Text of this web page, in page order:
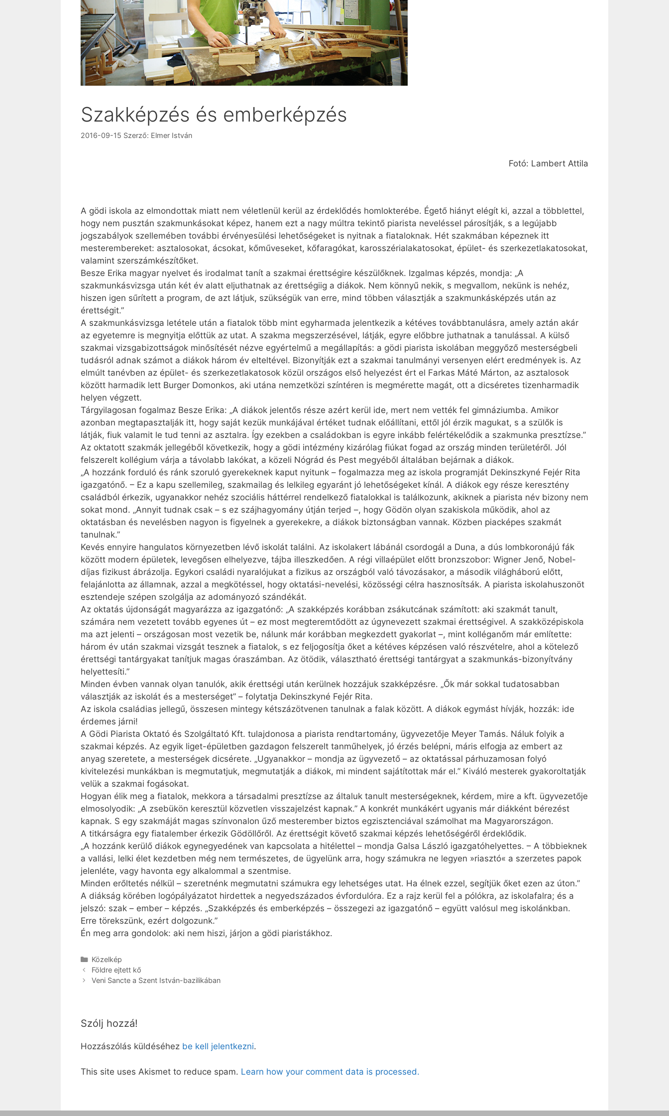
Szakképzés és emberképzés
2016-09-15 Szerző: Elmer István
Fotó: Lambert Attila
A gödi iskola az elmondottak miatt nem véletlenül kerül az érdeklődés homlokterébe. Égető hiányt elégít ki, azzal a többlettel,
hogy nem pusztán szakmunkásokat képez, hanem ezt a nagy múltra tekintő piarista neveléssel párosítják, s a legújabb
jogszabályok szellemében további érvényesülési lehetőségeket is nyitnak a fiataloknak. Hét szakmában képeznek itt
mesterembereket: asztalosokat, ácsokat, kőműveseket, kőfaragókat, karosszérialakatosokat, épület- és szerkezetlakatosokat,
valamint szerszámkészítőket.
Besze Erika magyar nyelvet és irodalmat tanít a szakmai érettségire készülőknek. Izgalmas képzés, mondja: „A
szakmunkásvizsga után két év alatt eljuthatnak az érettségiig a diákok. Nem könnyű nekik, s megvallom, nekünk is nehéz,
hiszen igen sűrített a program, de azt látjuk, szükségük van erre, mind többen választják a szakmunkásképzés után az
érettségit.”
A szakmunkásvizsga letétele után a fiatalok több mint egyharmada jelentkezik a kétéves továbbtanulásra, amely aztán akár
az egyetemre is megnyitja előttük az utat. A szakma megszerzésével, látják, egyre előbbre juthatnak a tanulással. A külső
szakmai vizsgabizottságok minősítését nézve egyértelmű a megállapítás: a gödi piarista iskolában meggyőző mesterségbeli
tudásról adnak számot a diákok három év elteltével. Bizonyítják ezt a szakmai tanulmányi versenyen elért eredmények is. Az
elmúlt tanévben az épület- és szerkezetlakatosok közül országos első helyezést ért el Farkas Máté Márton, az asztalosok
között harmadik lett Burger Domonkos, aki utána nemzetközi színtéren is megmérette magát, ott a dicséretes tizenharmadik
helyen végzett.
Tárgyilagosan fogalmaz Besze Erika: „A diákok jelentős része azért kerül ide, mert nem vették fel gimnáziumba. Amikor
azonban megtapasztalják itt, hogy saját kezük munkájával értéket tudnak előállítani, ettől jól érzik magukat, s a szülők is
látják, fiuk valamit le tud tenni az asztalra. Így ezekben a családokban is egyre inkább felértékelődik a szakmunka presztízse.”
Az oktatott szakmák jellegéből következik, hogy a gödi intézmény kizárólag fiúkat fogad az ország minden területéről. Jól
felszerelt kollégium várja a távolabb lakókat, a közeli Nógrád és Pest megyéből általában bejárnak a diákok.
„A hozzánk forduló és ránk szoruló gyerekeknek kaput nyitunk – fogalmazza meg az iskola programját Dekinszkyné Fejér Rita
igazgatónő. – Ez a kapu szellemileg, szakmailag és lelkileg egyaránt jó lehetőségeket kínál. A diákok egy része keresztény
családból érkezik, ugyanakkor nehéz szociális háttérrel rendelkező fiatalokkal is találkozunk, akiknek a piarista név bizony nem
sokat mond. „Annyit tudnak csak – s ez szájhagyomány útján terjed –, hogy Gödön olyan szakiskola működik, ahol az
oktatásban és nevelésben nagyon is figyelnek a gyerekekre, a diákok biztonságban vannak. Közben piacképes szakmát
tanulnak.”
Kevés ennyire hangulatos környezetben lévő iskolát találni. Az iskolakert lábánál csordogál a Duna, a dús lombkoronájú fák
között modern épületek, levegősen elhelyezve, tájba illeszkedően. A régi villaépület előtt bronzszobor: Wigner Jenő, Nobel-
díjas fizikust ábrázolja. Egykori családi nyaralójukat a fizikus az országból való távozásakor, a második világháború előtt,
felajánlotta az államnak, azzal a megkötéssel, hogy oktatási-nevelési, közösségi célra hasznosítsák. A piarista iskolahuszonöt
esztendeje szépen szolgálja az adományozó szándékát.
Az oktatás újdonságát magyarázza az igazgatónő: „A szakképzés korábban zsákutcának számított: aki szakmát tanult,
számára nem vezetett tovább egyenes út – ez most megteremtődött az úgynevezett szakmai érettségivel. A szakközépiskola
ma azt jelenti – országosan most vezetik be, nálunk már korábban megkezdett gyakorlat –, mint kolléganőm már említette:
három év után szakmai vizsgát tesznek a fiatalok, s ez feljogosítja őket a kétéves képzésen való részvételre, ahol a kötelező
érettségi tantárgyakat tanítjuk magas óraszámban. Az ötödik, választható érettségi tantárgyat a szakmunkás-bizonyítvány
helyettesíti.”
Minden évben vannak olyan tanulók, akik érettségi után kerülnek hozzájuk szakképzésre. „Ők már sokkal tudatosabban
választják az iskolát és a mesterséget” – folytatja Dekinszkyné Fejér Rita.
Az iskola családias jellegű, összesen mintegy kétszázötvenen tanulnak a falak között. A diákok egymást hívják, hozzák: ide
érdemes járni!
A Gödi Piarista Oktató és Szolgáltató Kft. tulajdonosa a piarista rendtartomány, ügyvezetője Meyer Tamás. Náluk folyik a
szakmai képzés. Az egyik liget-épületben gazdagon felszerelt tanműhelyek, jó érzés belépni, máris elfogja az embert az
anyag szeretete, a mesterségek dicsérete. „Ugyanakkor – mondja az ügyvezető – az oktatással párhuzamosan folyó
kivitelezési munkákban is megmutatjuk, megmutatják a diákok, mi mindent sajátítottak már el.” Kiváló mesterek gyakoroltatják
velük a szakmai fogásokat.
Hogyan élik meg a fiatalok, mekkora a társadalmi presztízse az általuk tanult mesterségeknek, kérdem, mire a kft. ügyvezetője
elmosolyodik: „A zsebükön keresztül közvetlen visszajelzést kapnak.” A konkrét munkákért ugyanis már diákként bérezést
kapnak. S egy szakmáját magas színvonalon űző mesterember biztos egzisztenciával számolhat ma Magyarországon.
A titkárságra egy fiatalember érkezik Gödöllőről. Az érettségit követő szakmai képzés lehetőségéről érdeklődik.
„A hozzánk kerülő diákok egynegyedének van kapcsolata a hitélettel – mondja Galsa László igazgatóhelyettes. – A többieknek
a vallási, lelki élet kezdetben még nem természetes, de ügyelünk arra, hogy számukra ne legyen »riasztó« a szerzetes papok
jelenléte, vagy havonta egy alkalommal a szentmise.
Minden erőltetés nélkül – szeretnénk megmutatni számukra egy lehetséges utat. Ha élnek ezzel, segítjük őket ezen az úton.”
A diákság körében logópályázatot hirdettek a negyedszázados évfordulóra. Ez a rajz kerül fel a pólókra, az iskolafalra; és a
jelszó: szak – ember – képzés. „Szakképzés és emberképzés – összegezi az igazgatónő – együtt valósul meg iskolánkban.
Erre törekszünk, ezért dolgozunk.”
Én meg arra gondolok: aki nem hiszi, járjon a gödi piaristákhoz.
Kategória
Közelkép
Földre ejtett kő
Veni Sancte a Szent István-bazilikában
Szólj hozzá!
Hozzászólás küldéséhez be kell jelentkezni.
This site uses Akismet to reduce spam. Learn how your comment data is processed.